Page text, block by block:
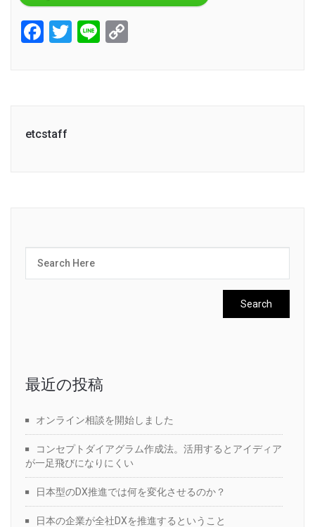
Facebook
Twitter
Line
etcstaff
最近の投稿
オンライン相談を開始しました
コンセプトダイアグラム作成法。活用するとアイディア
が一足飛びになりにくい
日本型のDX推進では何を変化させるのか？
日本の企業が全社DXを推進するということ